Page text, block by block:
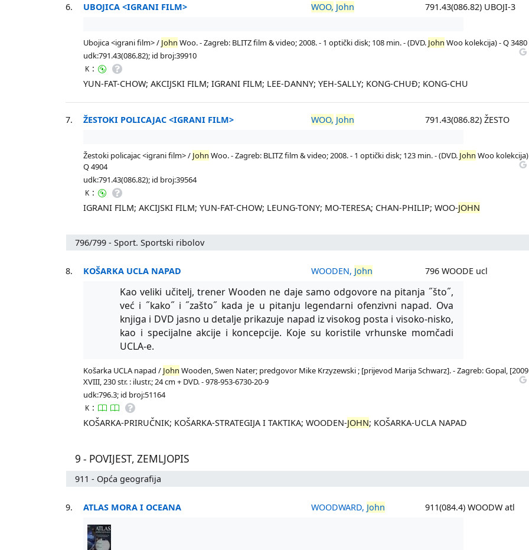
6. UBOJICA <IGRANI FILM> WOO, John 791.43(086.82) UBOJI-3
Ubojica <igrani film> / John Woo. - Zagreb: BLITZ film & video; 2008. - 1 optički disk; 108 min. - (DVD. John Woo kolekcija) - Q 3480
udk:791.43(086.82); id broj:39910
K :
YUN-FAT-CHOW; AKCIJSKI FILM; IGRANI FILM; LEE-DANNY; YEH-SALLY; KONG-CHUĐ; KONG-CHU
7. ŽESTOKI POLICAJAC <IGRANI FILM> WOO, John 791.43(086.82) ŽESTO
Žestoki policajac <igrani film> / John Woo. - Zagreb: BLITZ film & video; 2008. - 1 optički disk; 123 min. - (DVD. John Woo
Q 4904
udk:791.43(086.82); id broj:39564
K :
IGRANI FILM; AKCIJSKI FILM; YUN-FAT-CHOW; LEUNG-TONY; MO-TERESA; CHAN-PHILIP; WOO-JOHN
796/799 - Sport. Sportski ribolov
8. KOŠARKA UCLA NAPAD WOODEN, John 796 WOODE ucl
Kao veliki učitelj, trener Wooden ne daje samo odgovore na pitanja ˝što˝,
već i ˝kako˝ i ˝zašto˝ kada je u pitanju legendarni ofenzivni napad. Ova
knjiga i DVD jasno u detalje prikazuje napad iz visokog posta i visoko-nisko,
kao i specijalne akcije i koncepcije. Koje su koristile vrhunske momčadi
UCLA-e.
Košarka UCLA napad / John Wooden, Swen Nater; predgovor Mike Krzyzewski ; [prijevod Marija Schwarz]. - Zagreb: Gopal,
XVIII, 230 str. : ilustr.; 24 cm + DVD. - 978-953-6730-20-9
udk:796.3; id broj:51164
K :
KOŠARKA-PRIRUČNIK; KOŠARKA-STRATEGIJA I TAKTIKA; WOODEN-JOHN; KOŠARKA-UCLA NAPAD
9 - POVIJEST, ZEMLJOPIS
911 - Opća geografija
9. ATLAS MORA I OCEANA WOODWARD, John 911(084.4) WOODW atl